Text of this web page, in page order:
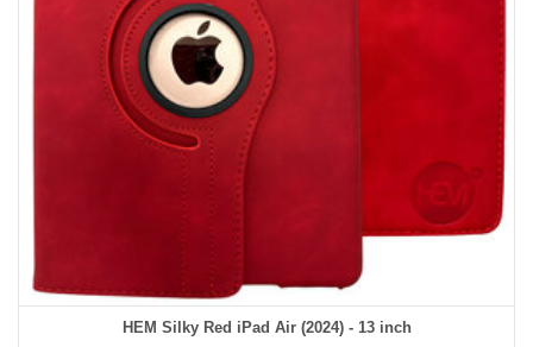
HEM Silky Red iPad Air (2024) - 13 inch